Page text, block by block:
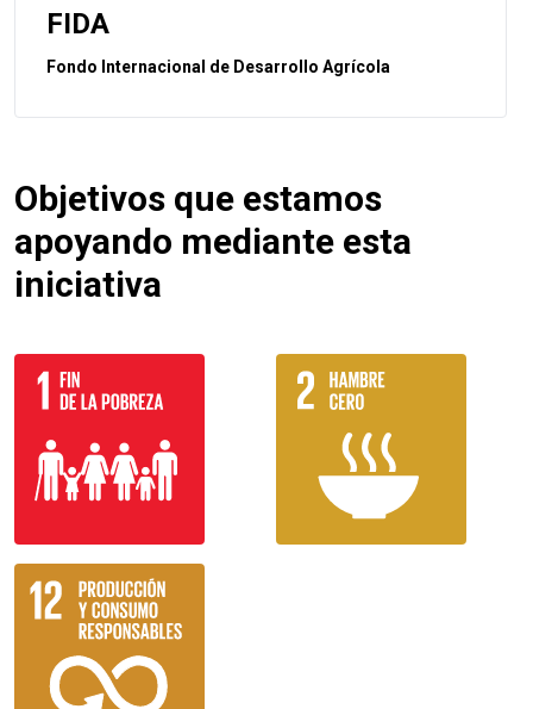
FIDA
Fondo Internacional de Desarrollo Agrícola
Objetivos que estamos
apoyando mediante esta
iniciativa